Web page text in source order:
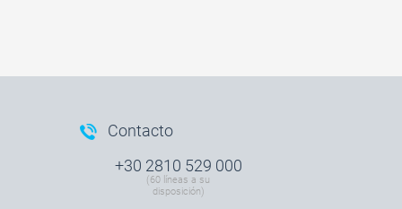
Contacto
+30 2810 529 000
(60 líneas a su
disposición)